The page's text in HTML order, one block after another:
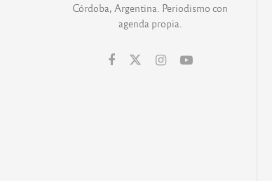
Córdoba, Argentina. Periodismo con
agenda propia.